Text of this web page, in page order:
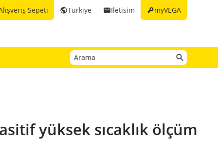
keymyVEGA
emailIletisim
publicTürkiye
Sepeti
yüksek sıcaklık ölçüm